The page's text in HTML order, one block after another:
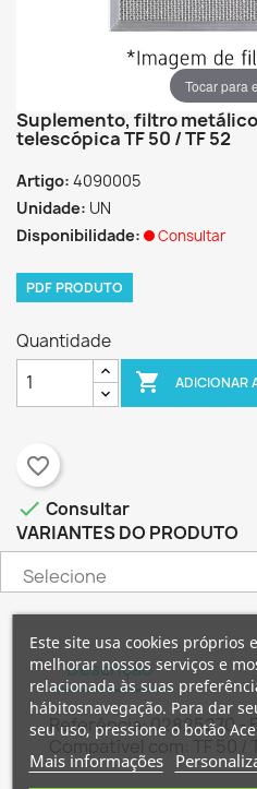
Adicionar à Lista
add_circle_outline Criar nova lista
Criar lista de
Nome da lista de desejos
Entrar
É necessário ter sessão
produtos na sua lista de
Tocar para
Suplemento, filtro metálico
telescópica TF 50 / TF 52
Artigo: 4090005
Unidade: UN
Disponibilidade:
Consultar
PDF PRODUTO
Quantidade
 ADICIONAR
favorite_border
 Consultar
VARIANTES DO PRODUTO
Descrição
Referência: 02825270 -
Compatível com: TF 50 /
Este site usa cookies próprios
melhorar nossos serviços e
relacionada às suas
hábitosnavegação. Para dar
seu uso, pressione o botão
Mais informações